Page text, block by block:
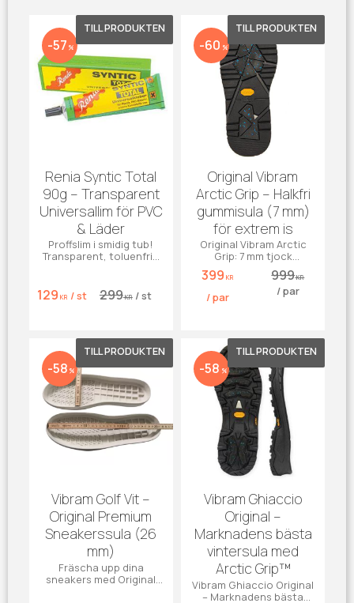
k
Renia Syntic Total
90g – Transparent
Universallim för PVC
& Läder
Proffslim i smidig tub!
Transparent, toluenfritt
129 KR /st 299KR /st
57 % Lägg till i favoriter
Original Vibram
Arctic Grip – Halkfri
gummisula (7 mm)
för extrem is
Original Vibram Arctic
Grip: 7 mm tjock
vintersula med extremt
fäste på våt is. Svart
399 KR
/par
999KR
/par
60 % Lägg till
Vibram Golf Vit –
Original Premium
Sneakerssula (26
mm)
Fräscha upp dina
sneakers med Original
58 % Lägg till i favoriter
Vibram Ghiaccio
Original –
Marknadens bästa
vintersula med
Arctic Grip™
Vibram Ghiaccio Original
– Marknadens bästa
58 % Lägg till